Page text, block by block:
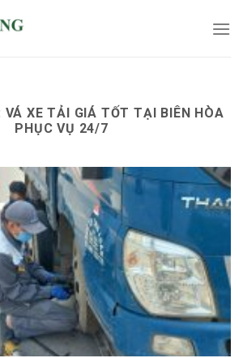
VÁ XE TẢI GIÁ TỐT TẠI BIÊN HÒA
PHỤC VỤ 24/7